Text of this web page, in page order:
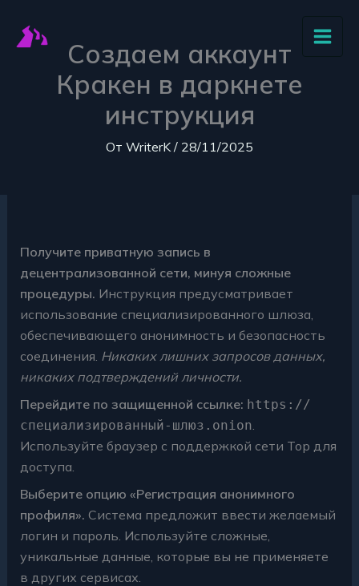
содержимомуСоздаем аккаунт
Кракен в даркнете
инструкция
От WriterK/ 28/11/2025
Получите приватную запись в
децентрализованной сети, минуя сложные
процедуры. Инструкция предусматривает
использование специализированного шлюза,
обеспечивающего анонимность и безопасность
соединения. Никаких лишних запросов данных,
никаких подтверждений личности.
Перейдите по защищенной ссылке: https://
специализированный-шлюз.onion.
Используйте браузер с поддержкой сети Тор для
доступа.
Выберите опцию «Регистрация анонимного
профиля». Система предложит ввести желаемый
логин и пароль. Используйте сложные,
уникальные данные, которые вы не применяете
в других сервисах.
Кракен
ваше
прочное
укрытие
любых
Кракен
надежно
вас
Онион
путь
в
глубину
сети
Начни
Kraken
сегодня
рабочую
ссылку
на
Кракен
сайт